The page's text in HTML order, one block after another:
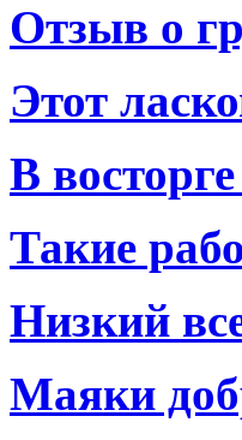
Отзыв о
Этот
В
Такие
Низкий
Маяки